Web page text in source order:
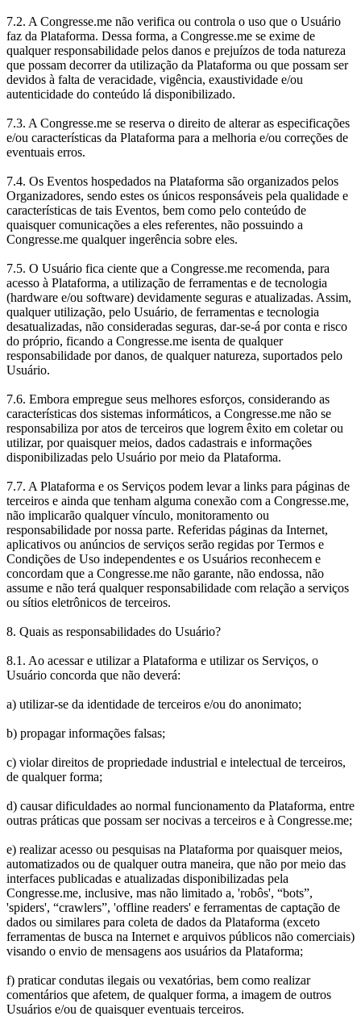
7.2. A Congresse.me não verifica ou controla o uso que o Usuário
faz da Plataforma. Dessa forma, a Congresse.me se exime de
qualquer responsabilidade pelos danos e prejuízos de toda natureza
que possam decorrer da utilização da Plataforma ou que possam ser
devidos à falta de veracidade, vigência, exaustividade e/ou
autenticidade do conteúdo lá disponibilizado.
7.3. A Congresse.me se reserva o direito de alterar as especificações
e/ou características da Plataforma para a melhoria e/ou correções de
eventuais erros.
7.4. Os Eventos hospedados na Plataforma são organizados pelos
Organizadores, sendo estes os únicos responsáveis pela qualidade e
características de tais Eventos, bem como pelo conteúdo de
quaisquer comunicações a eles referentes, não possuindo a
Congresse.me qualquer ingerência sobre eles.
7.5. O Usuário fica ciente que a Congresse.me recomenda, para
acesso à Plataforma, a utilização de ferramentas e de tecnologia
(hardware e/ou software) devidamente seguras e atualizadas. Assim,
qualquer utilização, pelo Usuário, de ferramentas e tecnologia
desatualizadas, não consideradas seguras, dar-se-á por conta e risco
do próprio, ficando a Congresse.me isenta de qualquer
responsabilidade por danos, de qualquer natureza, suportados pelo
Usuário.
7.6. Embora empregue seus melhores esforços, considerando as
características dos sistemas informáticos, a Congresse.me não se
responsabiliza por atos de terceiros que logrem êxito em coletar ou
utilizar, por quaisquer meios, dados cadastrais e informações
disponibilizadas pelo Usuário por meio da Plataforma.
7.7. A Plataforma e os Serviços podem levar a links para páginas de
terceiros e ainda que tenham alguma conexão com a Congresse.me,
não implicarão qualquer vínculo, monitoramento ou
responsabilidade por nossa parte. Referidas páginas da Internet,
aplicativos ou anúncios de serviços serão regidas por Termos e
Condições de Uso independentes e os Usuários reconhecem e
concordam que a Congresse.me não garante, não endossa, não
assume e não terá qualquer responsabilidade com relação a serviços
ou sítios eletrônicos de terceiros.
8. Quais as responsabilidades do Usuário?
8.1. Ao acessar e utilizar a Plataforma e utilizar os Serviços, o
Usuário concorda que não deverá:
a) utilizar-se da identidade de terceiros e/ou do anonimato;
b) propagar informações falsas;
c) violar direitos de propriedade industrial e intelectual de terceiros,
de qualquer forma;
d) causar dificuldades ao normal funcionamento da Plataforma, entre
outras práticas que possam ser nocivas a terceiros e à Congresse.me;
e) realizar acesso ou pesquisas na Plataforma por quaisquer meios,
automatizados ou de qualquer outra maneira, que não por meio das
interfaces publicadas e atualizadas disponibilizadas pela
Congresse.me, inclusive, mas não limitado a, 'robôs', “bots”,
'spiders', “crawlers”, 'offline readers' e ferramentas de captação de
dados ou similares para coleta de dados da Plataforma (exceto
ferramentas de busca na Internet e arquivos públicos não comerciais)
visando o envio de mensagens aos usuários da Plataforma;
f) praticar condutas ilegais ou vexatórias, bem como realizar
comentários que afetem, de qualquer forma, a imagem de outros
Usuários e/ou de quaisquer eventuais terceiros.